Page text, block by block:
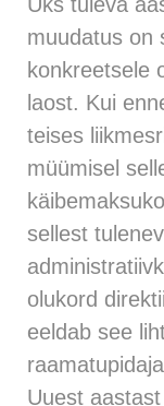
muudatus on
konkreetsele
laost. Kui
teises
müümisel
sellest
olukord
eeldab see
Uuest